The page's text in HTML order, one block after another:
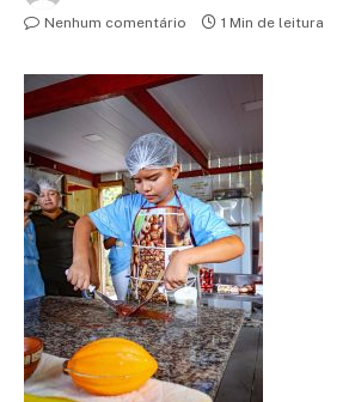
Nenhum comentário
1 Min de leitura